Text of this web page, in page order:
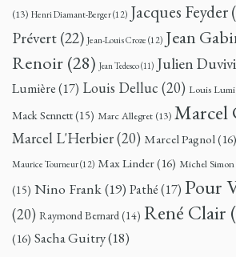
(13) Henri Diamant-Berger(12) Jacques Feyder
Prévert(22) Jean-Louis Croze (12) Jean
Renoir (28) Jean Tedesco(11) Julien
Lumière(17) Louis Delluc (20) Louis
Mack Sennett(15) Marc Allegret (13) Marcel
Marcel L'Herbier(20) Marcel Pagnol(16)
Maurice Tourneur(12) Max Linder(16) Michel Simon
(15) Nino Frank(19) Pathé(17) Pour
(20) Raymond Bernard(14) René Clair
(16) Sacha Guitry(18)